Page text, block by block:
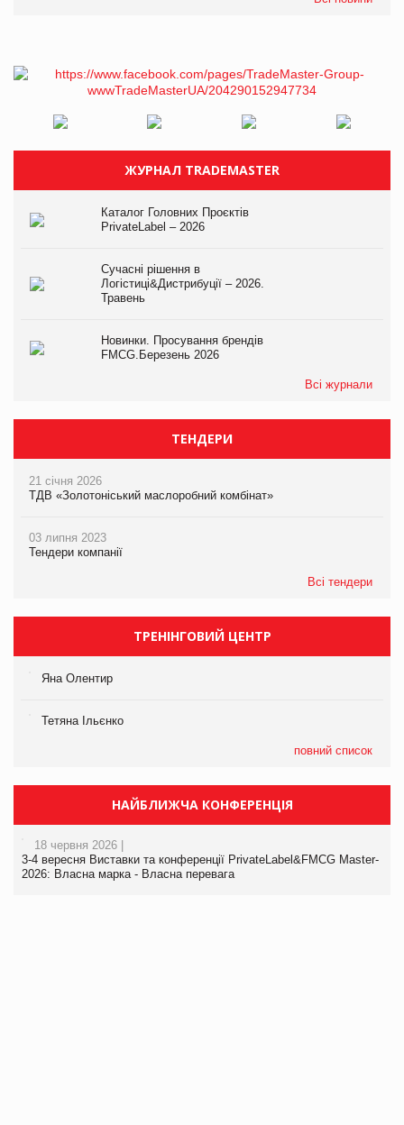
ЖУРНАЛ TRADEMASTER
Каталог Головних Проєктів
PrivateLabel – 2026
Сучасні рішення в
Логістиці&Дистрибуції – 2026.
Травень
Новинки. Просування брендів
FMCG.Березень 2026
Всі журнали
ТЕНДЕРИ
21 січня 2026
ТДВ «Золотоніський маслоробний комбінат»
03 липня 2023
Тендери компанії
Всі тендери
ТРЕНІНГОВИЙ ЦЕНТР
Яна Олентир
Тетяна Ільєнко
повний список
НАЙБЛИЖЧА КОНФЕРЕНЦІЯ
18 червня 2026 |
3-4 вересня Виставки та конференції PrivateLabel&FMCG Master-
2026: Власна марка - Власна перевага